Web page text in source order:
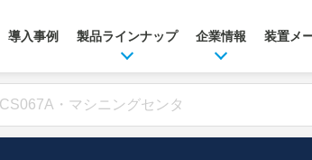
導入事例 製品ラインナップ 企業情報 装置メ